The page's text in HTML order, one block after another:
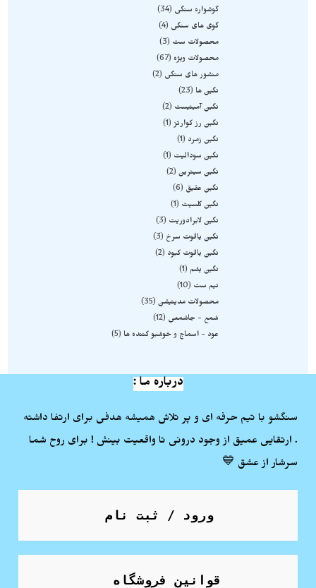
گوشواره سنگی
34
گوی های سنگی
4
محصولات ست
3
محصولات ویژه
67
منشور های سنگی
2
نگین ها
23
نگین آمیتیست
2
نگین رز کوارتز 1
نگین زمرد
1
نگین سودالیت
1
نگین سیترین 2
نگین عقیق
6
نگین کلسیت
1
نگین لابرادوریت
3
نگین یاقوت سرخ
3
نگین یاقوت کبود
2
نگین یشم
1
نیم ست
10
محصولات مدیتیشن 35
شمع - جاشمعی
12
عود - اسماج و خوشبو کننده ها
5
درباره ما :
سنگشو با تیم حرفه ای و پر تلاش همیشه هدفی برای ارتفا داشته
. ارتقایی عمیق از وجود درونی تا واقعیت بینش ! برای روح شما
سرشار از عشق 💙
ورود / ثبت نام
قوانین فروشگاه